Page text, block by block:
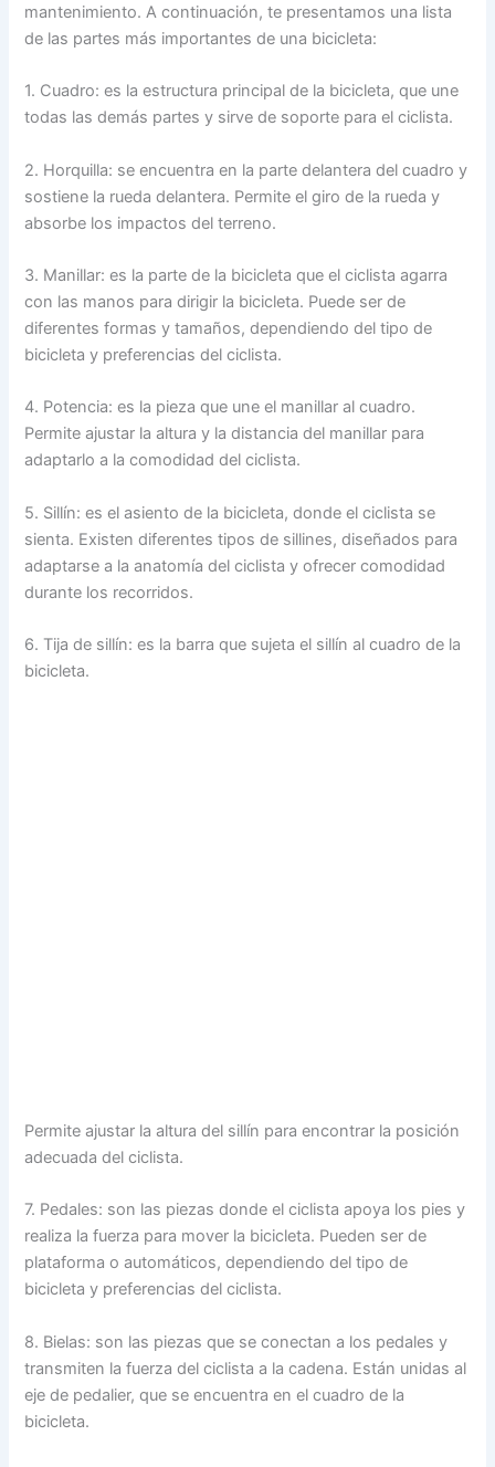
mantenimiento. A continuación, te presentamos una lista
de las partes más importantes de una bicicleta:
1. Cuadro: es la estructura principal de la bicicleta, que une
todas las demás partes y sirve de soporte para el ciclista.
2. Horquilla: se encuentra en la parte delantera del cuadro y
sostiene la rueda delantera. Permite el giro de la rueda y
absorbe los impactos del terreno.
3. Manillar: es la parte de la bicicleta que el ciclista agarra
con las manos para dirigir la bicicleta. Puede ser de
diferentes formas y tamaños, dependiendo del tipo de
bicicleta y preferencias del ciclista.
4. Potencia: es la pieza que une el manillar al cuadro.
Permite ajustar la altura y la distancia del manillar para
adaptarlo a la comodidad del ciclista.
5. Sillín: es el asiento de la bicicleta, donde el ciclista se
sienta. Existen diferentes tipos de sillines, diseñados para
adaptarse a la anatomía del ciclista y ofrecer comodidad
durante los recorridos.
6. Tija de sillín: es la barra que sujeta el sillín al cuadro de la
bicicleta.
Permite ajustar la altura del sillín para encontrar la posición
adecuada del ciclista.
7. Pedales: son las piezas donde el ciclista apoya los pies y
realiza la fuerza para mover la bicicleta. Pueden ser de
plataforma o automáticos, dependiendo del tipo de
bicicleta y preferencias del ciclista.
8. Bielas: son las piezas que se conectan a los pedales y
transmiten la fuerza del ciclista a la cadena. Están unidas al
eje de pedalier, que se encuentra en el cuadro de la
bicicleta.